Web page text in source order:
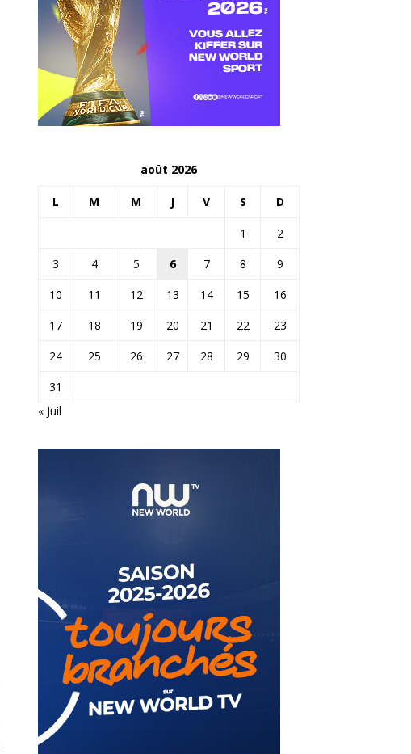
août 2026
L M M J V S D
1
2
3
4 5 6 7 8
9
10
11 12 13 14 15
16
17
18 19 20 21 22
23
24
25 26 27 28 29
30
31
« Juil